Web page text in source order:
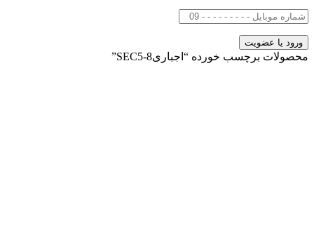
محصولات برچسب خورده “اجباریSEC5-8”